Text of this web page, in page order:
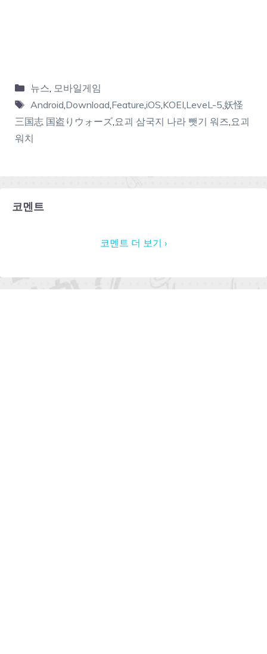
뉴스 모바일게임
Android Download Feature iOS KOEI LeveL-5 妖怪
三国志 国盗りウォーズ 요괴 삼국지 나라 뺏기 워즈 요괴
워치
코멘트
코멘트 더 보기 ›